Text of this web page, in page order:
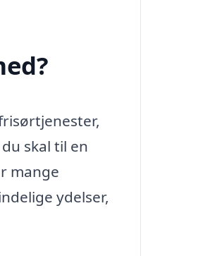
skal til en
mange
ydelser,